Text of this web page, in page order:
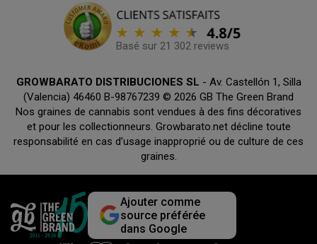
Basé sur 21 302 reviews
GROWBARATO DISTRIBUCIONES SL - Av. Castellón 1, Silla
(Valencia) 46460 B-98767239 © 2026 GB The Green Brand
Nos graines de cannabis sont vendues à des fins décoratives
et pour les collectionneurs. Growbarato.net décline toute
responsabilité en cas d’usage inapproprié ou de culture de ces
graines.
Ajouter comme
source préférée
dans Google